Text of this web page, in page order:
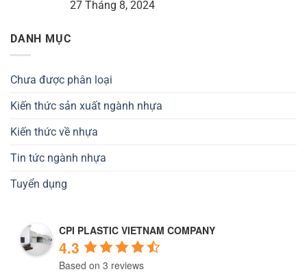
27 Tháng 8, 2024
DANH MỤC
Chưa được phân loại
Kiến thức sản xuất ngành nhựa
Kiến thức về nhựa
Tin tức ngành nhựa
Tuyển dụng
CPI PLASTIC VIETNAM COMPANY
4.3
Based on 3 reviews